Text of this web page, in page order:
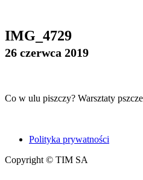
IMG_4729
26 czerwca 2019
Co w ulu piszczy? Warsztaty
Polityka prywatności
Copyright © TIM SA